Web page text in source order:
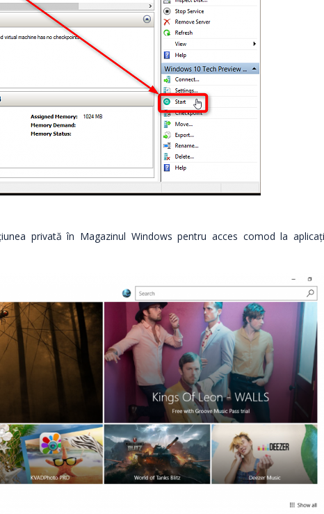
privată în Magazinul Windows pentru acces comod la